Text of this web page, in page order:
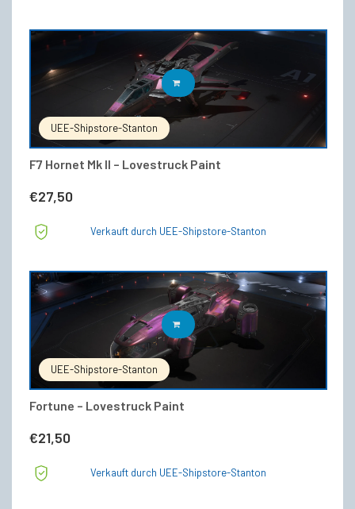
UEE-Shipstore-Stanton
F7 Hornet Mk II – Lovestruck Paint
€27,50
IN DEN WARENKORB
Verkauft durch UEE-Shipstore-Stanton
UEE-Shipstore-Stanton
Fortune – Lovestruck Paint
€21,50
IN DEN WARENKORB
Verkauft durch UEE-Shipstore-Stanton